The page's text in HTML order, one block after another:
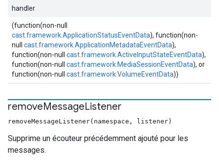
handler
(function(non-null
cast.framework.ApplicationStatusEventData), function(non-
null cast.framework.ApplicationMetadataEventData),
function(non-null cast.framework.ActiveInputStateEventData),
function(non-null cast.framework.MediaSessionEventData), or
function(non-null cast.framework.VolumeEventData))
removeMessageListener
removeMessageListener(namespace, listener)
Supprime un écouteur précédemment ajouté pour les
messages.